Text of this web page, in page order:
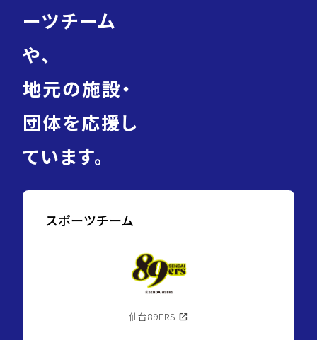
ーツチーム
や、
地元の施設・
団体を応援し
ています。
スポーツチーム
仙台89ERS open_in_new